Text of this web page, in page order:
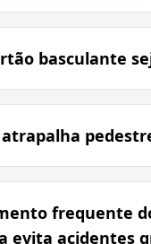
basculante
frequente
evita acidentes